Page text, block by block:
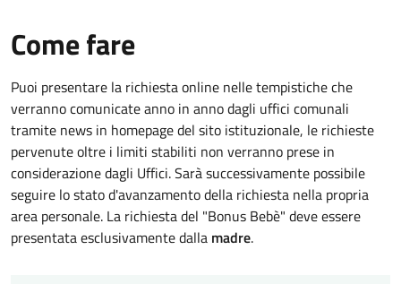
Come fare
Puoi presentare la richiesta online nelle tempistiche che
verranno comunicate anno in anno dagli uffici comunali
tramite news in homepage del sito istituzionale, le richieste
pervenute oltre i limiti stabiliti non verranno prese in
considerazione dagli Uffici. Sarà successivamente possibile
seguire lo stato d'avanzamento della richiesta nella propria
area personale. La richiesta del "Bonus Bebè" deve essere
presentata esclusivamente dalla madre.